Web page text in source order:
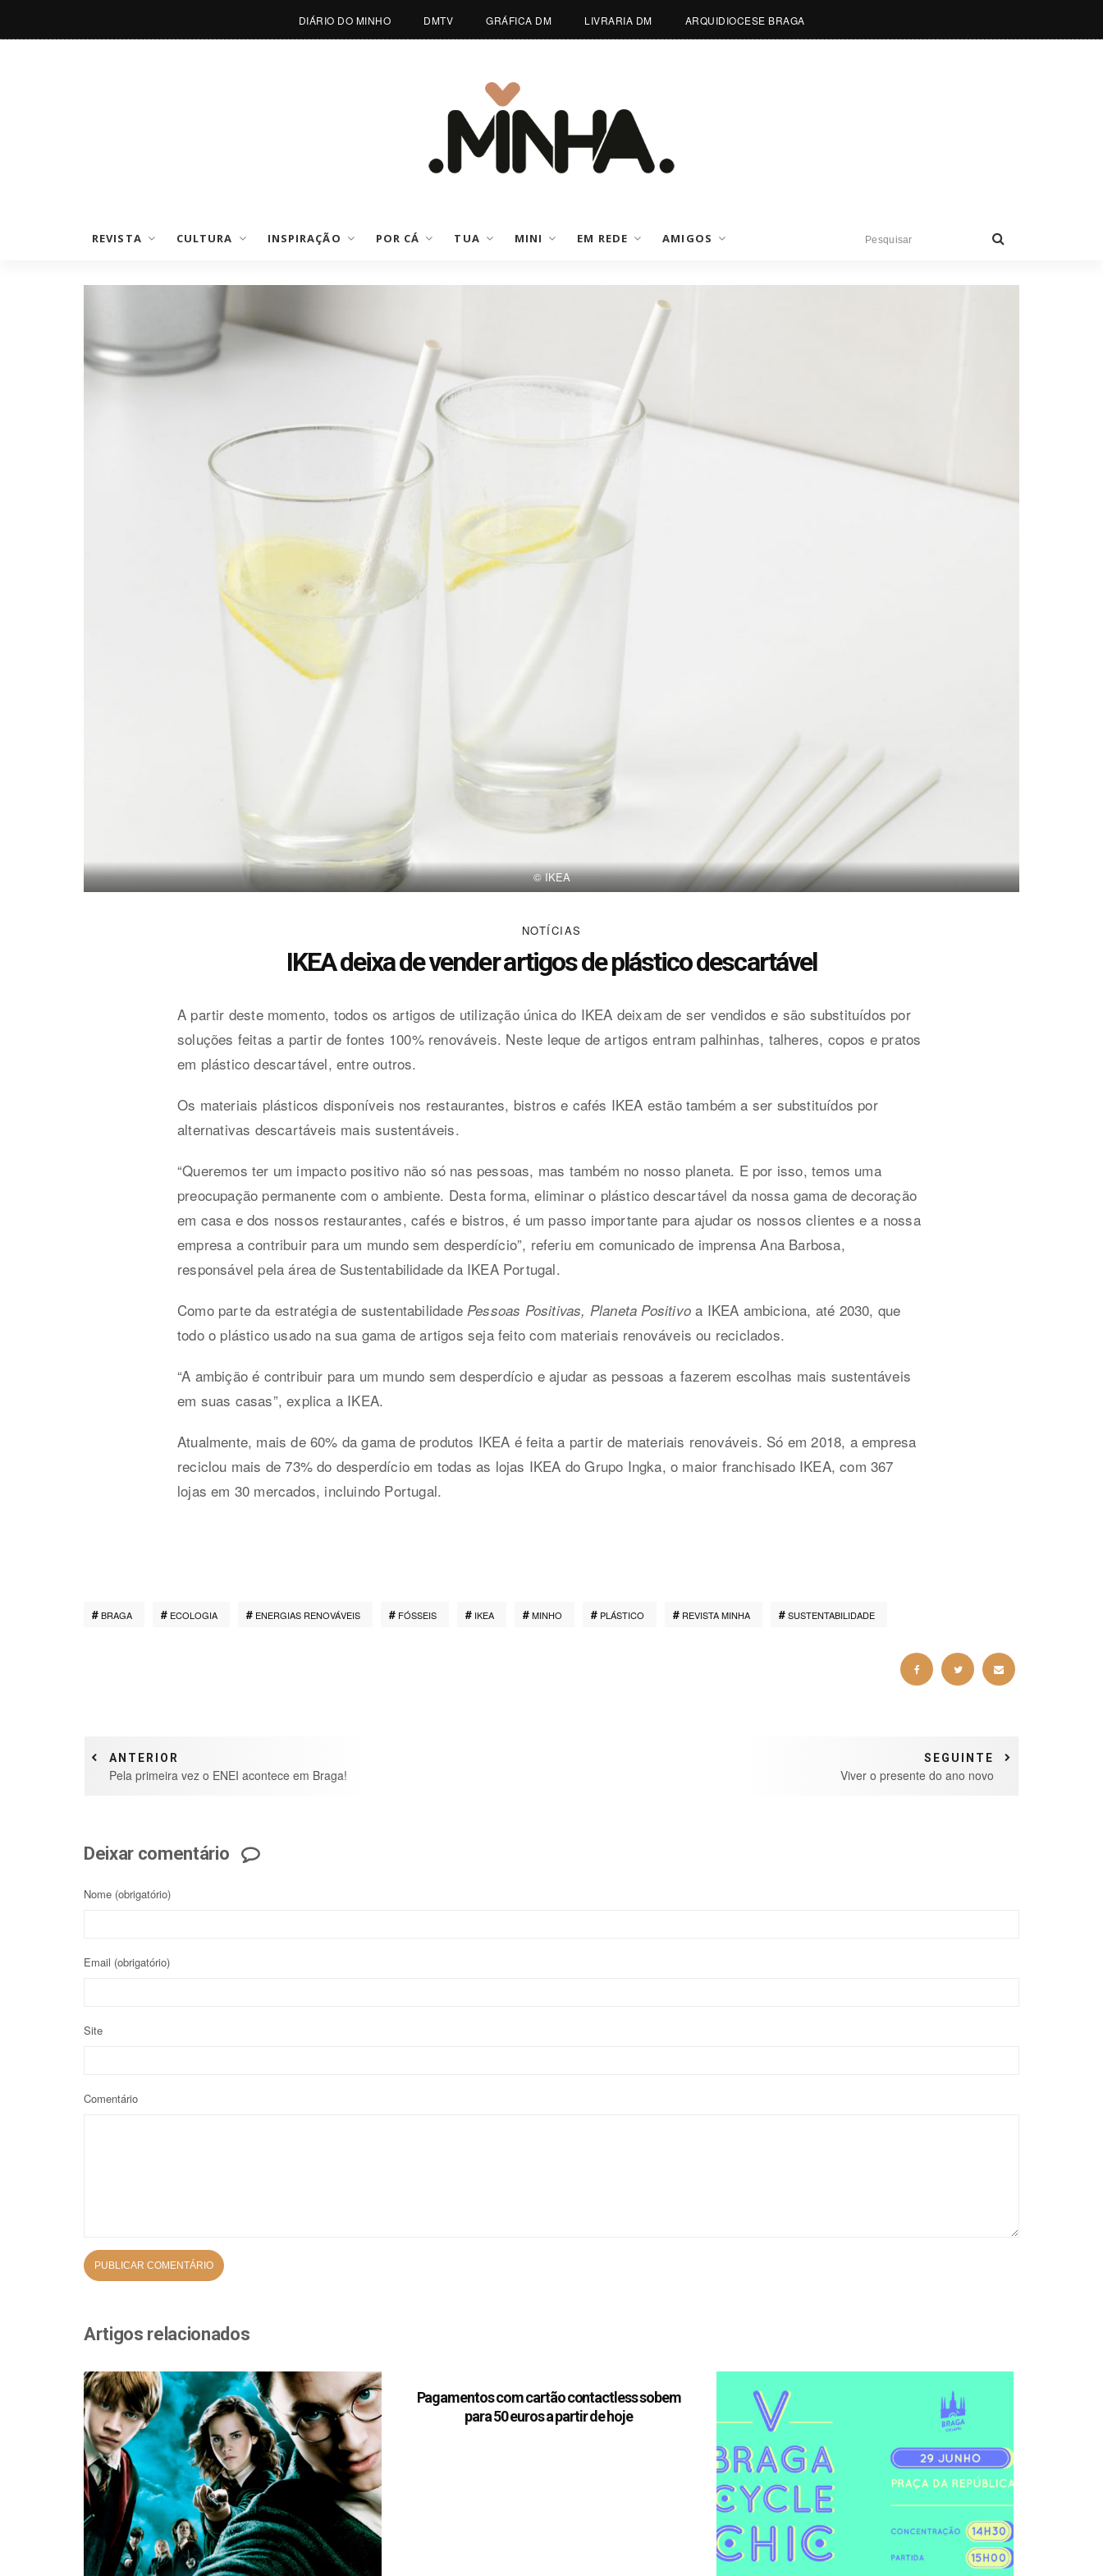
DIÁRIO DO MINHO DMTV GRÁFICA DM LIVRARIA DM ARQUIDIOCESE BRAGA
REVISTA CULTURA INSPIRAÇÃO POR CÁ TUA MINI EM REDE AMIGOS
© IKEA
NOTÍCIAS
IKEA deixa de vender artigos de plástico descartável
A partir deste momento, todos os artigos de utilização única do IKEA deixam de ser vendidos e são substituídos por
soluções feitas a partir de fontes 100% renováveis. Neste leque de artigos entram palhinhas, talheres, copos e pratos
em plástico descartável, entre outros.
Os materiais plásticos disponíveis nos restaurantes, bistros e cafés IKEA estão também a ser substituídos por
alternativas descartáveis mais sustentáveis.
“Queremos ter um impacto positivo não só nas pessoas, mas também no nosso planeta. E por isso, temos uma
preocupação permanente com o ambiente. Desta forma, eliminar o plástico descartável da nossa gama de decoração
em casa e dos nossos restaurantes, cafés e bistros, é um passo importante para ajudar os nossos clientes e a nossa
empresa a contribuir para um mundo sem desperdício”, referiu em comunicado de imprensa Ana Barbosa,
responsável pela área de Sustentabilidade da IKEA Portugal.
Como parte da estratégia de sustentabilidade Pessoas Positivas, Planeta Positivo a IKEA ambiciona, até 2030, que
todo o plástico usado na sua gama de artigos seja feito com materiais renováveis ou reciclados.
“A ambição é contribuir para um mundo sem desperdício e ajudar as pessoas a fazerem escolhas mais sustentáveis
em suas casas”, explica a IKEA.
Atualmente, mais de 60% da gama de produtos IKEA é feita a partir de materiais renováveis. Só em 2018, a empresa
reciclou mais de 73% do desperdício em todas as lojas IKEA do Grupo Ingka, o maior franchisado IKEA, com 367
lojas em 30 mercados, incluindo Portugal.
BRAGA ECOLOGIA ENERGIAS RENOVÁVEIS FÓSSEIS IKEA MINHO PLÁSTICO REVISTA MINHA SUSTENTABILIDADE
ANTERIOR
Pela primeira vez o ENEI acontece em Braga!
SEGUINTE
Viver o presente do ano novo
Deixar comentário
Nome (obrigatório)
Email (obrigatório)
Site
Comentário
Artigos relacionados
Pagamentos com cartão contactless sobem
para 50 euros a partir de hoje